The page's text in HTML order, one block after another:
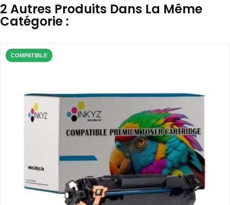
2 Autres Produits Dans La Même
Catégorie :
COMPATIBLE